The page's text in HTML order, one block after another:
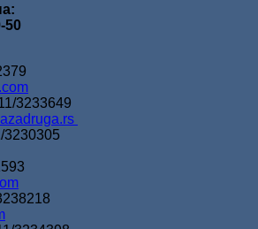
50
3233649
3230305